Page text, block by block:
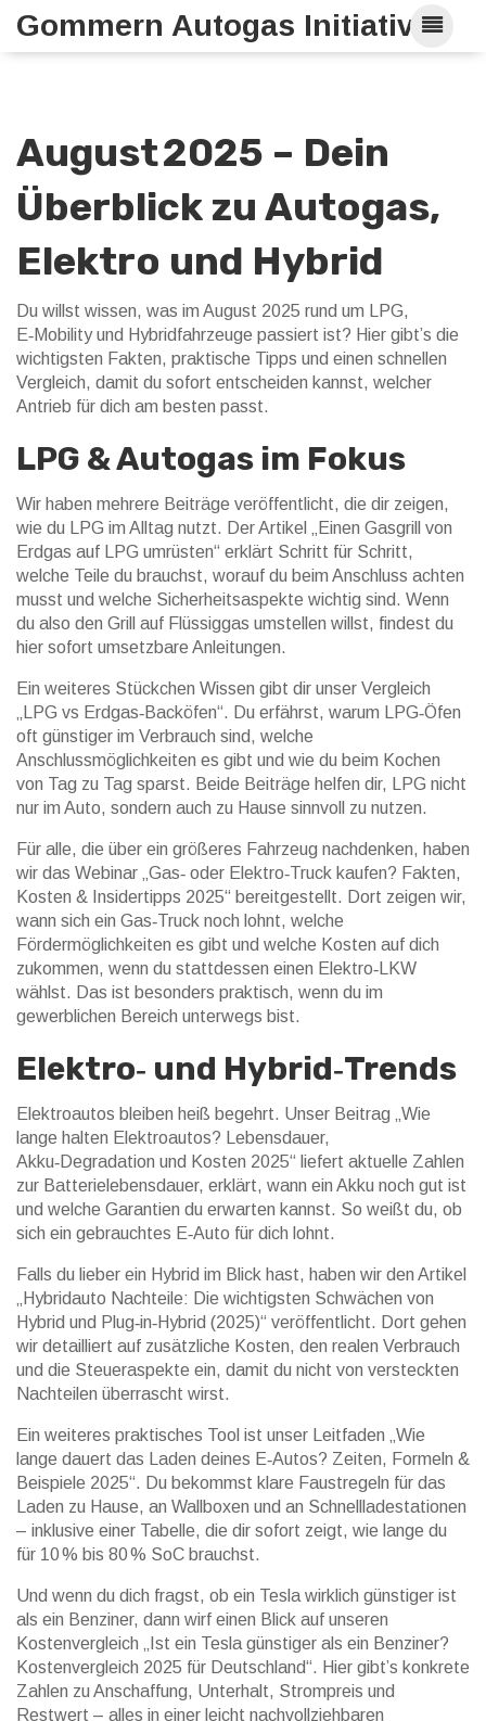
Gommern Autogas Initiative
August 2025 – Dein
Überblick zu Autogas,
Elektro und Hybrid
Du willst wissen, was im August 2025 rund um LPG,
E‑Mobility und Hybridfahrzeuge passiert ist? Hier gibt’s die
wichtigsten Fakten, praktische Tipps und einen schnellen
Vergleich, damit du sofort entscheiden kannst, welcher
Antrieb für dich am besten passt.
LPG & Autogas im Fokus
Wir haben mehrere Beiträge veröffentlicht, die dir zeigen,
wie du LPG im Alltag nutzt. Der Artikel „Einen Gasgrill von
Erdgas auf LPG umrüsten“ erklärt Schritt für Schritt,
welche Teile du brauchst, worauf du beim Anschluss achten
musst und welche Sicherheitsaspekte wichtig sind. Wenn
du also den Grill auf Flüssiggas umstellen willst, findest du
hier sofort umsetzbare Anleitungen.
Ein weiteres Stückchen Wissen gibt dir unser Vergleich
„LPG vs Erdgas‑Backöfen“. Du erfährst, warum LPG‑Öfen
oft günstiger im Verbrauch sind, welche
Anschlussmöglichkeiten es gibt und wie du beim Kochen
von Tag zu Tag sparst. Beide Beiträge helfen dir, LPG nicht
nur im Auto, sondern auch zu Hause sinnvoll zu nutzen.
Für alle, die über ein größeres Fahrzeug nachdenken, haben
wir das Webinar „Gas‑ oder Elektro‑Truck kaufen? Fakten,
Kosten & Insidertipps 2025“ bereitgestellt. Dort zeigen wir,
wann sich ein Gas‑Truck noch lohnt, welche
Fördermöglichkeiten es gibt und welche Kosten auf dich
zukommen, wenn du stattdessen einen Elektro‑LKW
wählst. Das ist besonders praktisch, wenn du im
gewerblichen Bereich unterwegs bist.
Elektro‑ und Hybrid‑Trends
Elektroautos bleiben heiß begehrt. Unser Beitrag „Wie
lange halten Elektroautos? Lebensdauer,
Akku‑Degradation und Kosten 2025“ liefert aktuelle Zahlen
zur Batterielebensdauer, erklärt, wann ein Akku noch gut ist
und welche Garantien du erwarten kannst. So weißt du, ob
sich ein gebrauchtes E‑Auto für dich lohnt.
Falls du lieber ein Hybrid im Blick hast, haben wir den Artikel
„Hybridauto Nachteile: Die wichtigsten Schwächen von
Hybrid und Plug‑in‑Hybrid (2025)“ veröffentlicht. Dort gehen
wir detailliert auf zusätzliche Kosten, den realen Verbrauch
und die Steueraspekte ein, damit du nicht von versteckten
Nachteilen überrascht wirst.
Ein weiteres praktisches Tool ist unser Leitfaden „Wie
lange dauert das Laden deines E‑Autos? Zeiten, Formeln &
Beispiele 2025“. Du bekommst klare Faustregeln für das
Laden zu Hause, an Wallboxen und an Schnellladestationen
– inklusive einer Tabelle, die dir sofort zeigt, wie lange du
für 10 % bis 80 % SoC brauchst.
Und wenn du dich fragst, ob ein Tesla wirklich günstiger ist
als ein Benziner, dann wirf einen Blick auf unseren
Kostenvergleich „Ist ein Tesla günstiger als ein Benziner?
Kostenvergleich 2025 für Deutschland“. Hier gibt’s konkrete
Zahlen zu Anschaffung, Unterhalt, Strompreis und
Restwert – alles in einer leicht nachvollziehbaren